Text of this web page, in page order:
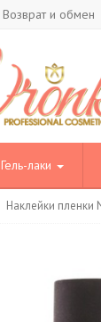
Возврат и обмен
Гель-лаки
Наклейки пленки